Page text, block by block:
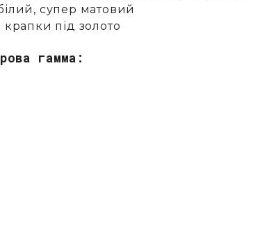
супер матовий
під золото
гамма: